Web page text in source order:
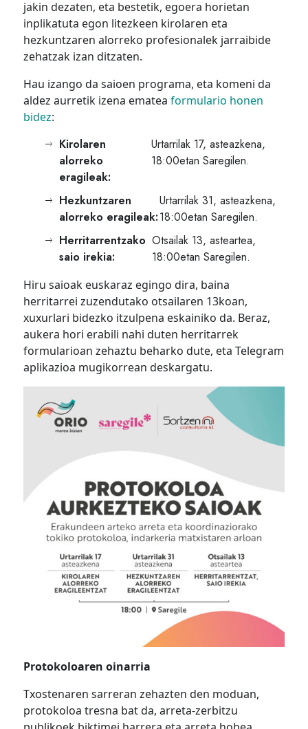
jakin dezaten, eta bestetik, egoera horietan
inplikatuta egon litezkeen kirolaren eta
hezkuntzaren alorreko profesionalek jarraibide
zehatzak izan ditzaten.
Hau izango da saioen programa, eta komeni da
aldez aurretik izena ematea formulario honen
bidez:
Kirolaren
alorreko
eragileak:
Urtarrilak 17, asteazkena,
18:00etan Saregilen.
Hezkuntzaren
alorreko eragileak:
Urtarrilak 31, asteazkena,
18:00etan Saregilen.
Herritarrentzako
saio irekia:
Otsailak 13, asteartea,
18:00etan Saregilen.
Hiru saioak euskaraz egingo dira, baina
herritarrei zuzendutako otsailaren 13koan,
xuxurlari bidezko itzulpena eskainiko da. Beraz,
aukera hori erabili nahi duten herritarrek
formularioan zehaztu beharko dute, eta Telegram
aplikazioa mugikorrean deskargatu.
Protokoloaren oinarria
Txostenaren sarreran zehazten den moduan,
protokoloa tresna bat da, arreta-zerbitzu